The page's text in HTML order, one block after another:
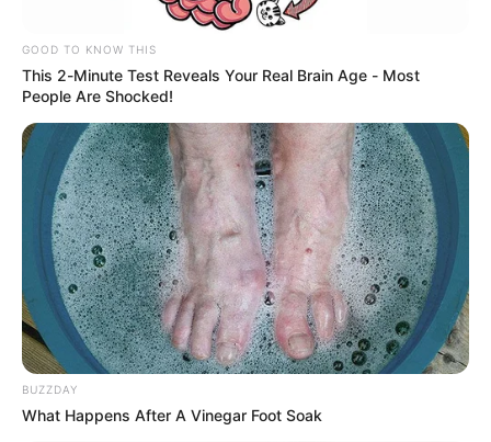
Colprensa
Falcao García dio detalles sobre su futuro.
Por:
Nicolás Restrepo Guaqueta
Febrero 21, 2025
GOOD TO KNOW THIS
This 2-Minute Test Reveals Your Real Brain Age - Most
People Are Shocked!
BUZZDAY
What Happens After A Vinegar Foot Soak